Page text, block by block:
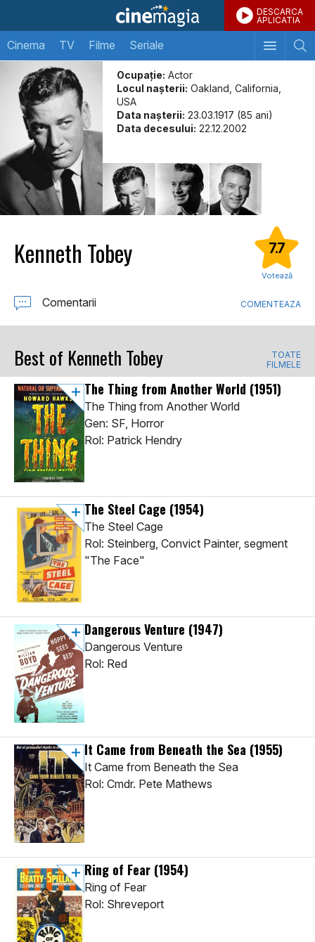
DESCARCA
APLICATIA
Cinema TV Filme Seriale
Ocupație: Actor
Locul naşterii: Oakland, California,
USA
Data naşterii: 23.03.1917 (85 ani)
Data decesului: 22.12.2002
Kenneth Tobey 7.7
Votează
Comentarii COMENTEAZA
Best of Kenneth Tobey
TOATE
FILMELE
The Thing from Another World (1951)
The Thing from Another World
Gen: SF, Horror
Rol: Patrick Hendry
The Steel Cage (1954)
The Steel Cage
Rol: Steinberg, Convict Painter, segment
"The Face"
Dangerous Venture (1947)
Dangerous Venture
Rol: Red
It Came from Beneath the Sea (1955)
It Came from Beneath the Sea
Rol: Cmdr. Pete Mathews
Ring of Fear (1954)
Ring of Fear
Rol: Shreveport